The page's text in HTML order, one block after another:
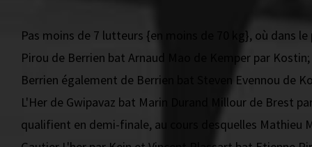
Pas moins de 7 lutteurs {en moins de 70 kg}, où dans
Pirou de Berrien bat Arnaud Mao de Kemper par
Berrien également de Berrien bat Steven Evennou de
L'Her de Gwipavaz bat Marin Durand Millour de Brest
qualifient en demi-finale, au cours desquelles Mathieu